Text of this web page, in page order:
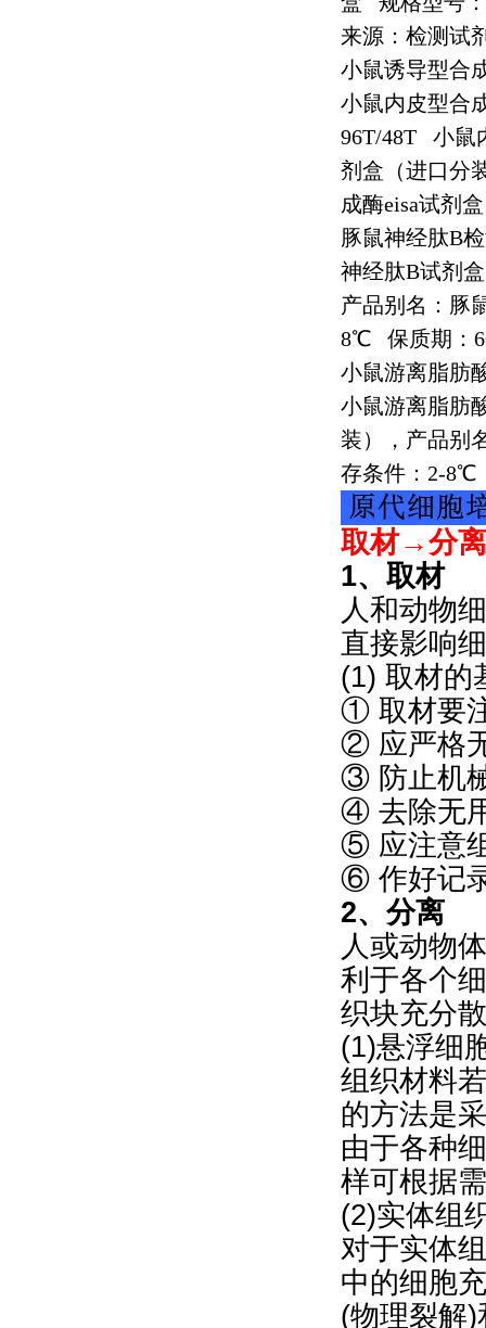
来源：检测试
小鼠诱导型合
小鼠内皮型合
96T/48T
小鼠
剂盒（进口分
成酶eisa试剂盒
豚鼠神经肽B
神经肽B试剂
产品别名：豚
8℃ 保质期： 6
小鼠游离脂肪
小鼠游离脂肪
装），产品别
存条件： 2-8℃
取材→分
1、取材
人和动物
直接影响
(1) 取材的
① 取材要
② 应严格
③ 防止机
④ 去除无
⑤ 应注意
⑥ 作好记
2、分离
人或动物
利于各个
织块充分
(1)悬浮细
组织材料
的方法是
由于各种
样可根据
(2)实体组
对于实体
中的细胞
(物理裂解